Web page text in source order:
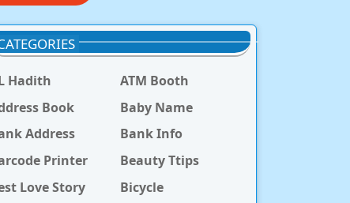
Hadith
ATM Booth
Book
Baby Name
Address
Bank Info
Printer
Beauty Ttips
Love Story
Bicycle